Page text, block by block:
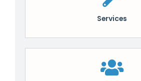
Services